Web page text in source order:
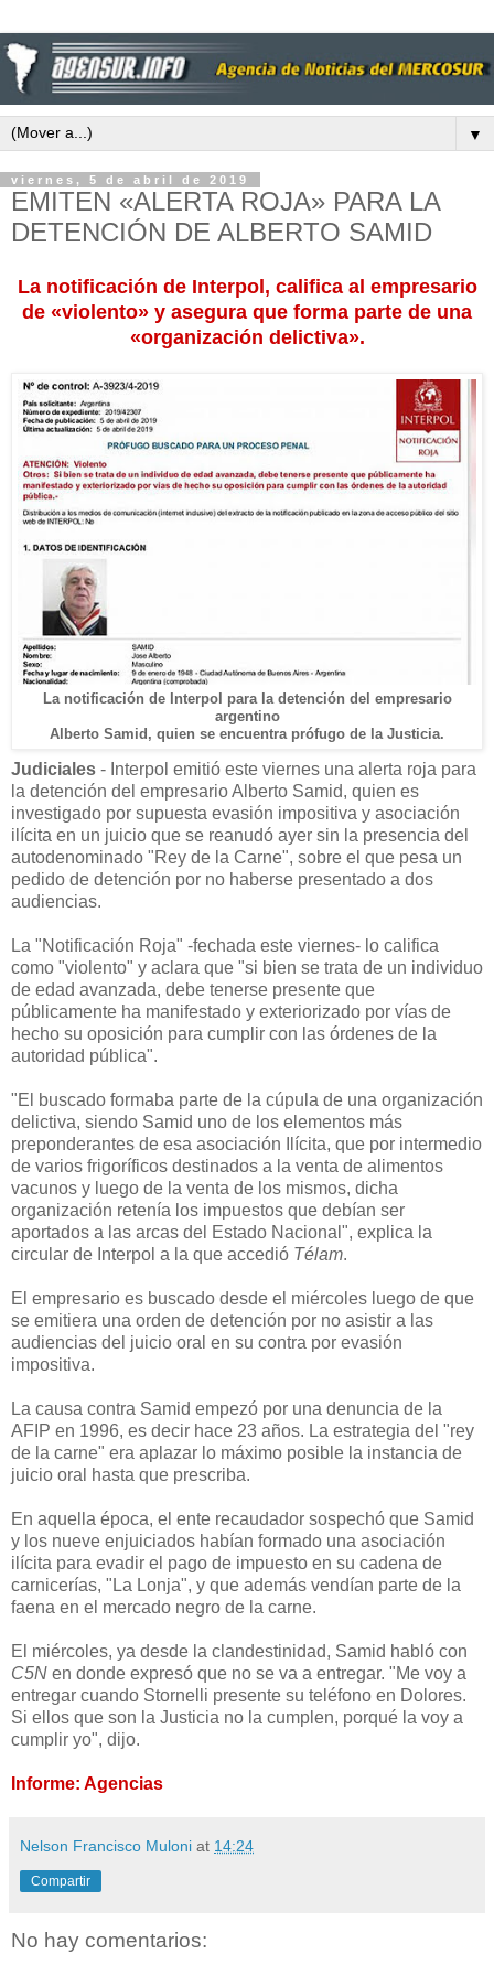
▼
viernes, 5 de abril de 2019
EMITEN «ALERTA ROJA» PARA LA
DETENCIÓN DE ALBERTO SAMID
La notificación de Interpol, califica al empresario
de «violento» y asegura que forma parte de una
«organización delictiva».
La notificación de Interpol para la detención del empresario
argentino
Alberto Samid, quien se encuentra prófugo de la Justicia.
Judiciales - Interpol emitió este viernes una alerta roja para
la detención del empresario Alberto Samid, quien es
investigado por supuesta evasión impositiva y asociación
ilícita en un juicio que se reanudó ayer sin la presencia del
autodenominado "Rey de la Carne", sobre el que pesa un
pedido de detención por no haberse presentado a dos
audiencias.
La "Notificación Roja" -fechada este viernes- lo califica
como "violento" y aclara que "si bien se trata de un individuo
de edad avanzada, debe tenerse presente que
públicamente ha manifestado y exteriorizado por vías de
hecho su oposición para cumplir con las órdenes de la
autoridad pública".­
"El buscado formaba parte de la cúpula de una organización
delictiva, siendo Samid uno de los elementos más
preponderantes de esa asociación Ilícita, que por intermedio
de varios frigoríficos destinados a la venta de alimentos
vacunos y luego de la venta de los mismos, dicha
organización retenía los impuestos que debían ser
aportados a las arcas del Estado Nacional", explica la
circular de Interpol a la que accedió Télam.
El empresario es buscado desde el miércoles luego de que
se emitiera una orden de detención por no asistir a las
audiencias del juicio oral en su contra por evasión
impositiva.
La causa contra Samid empezó por una denuncia de la
AFIP en 1996, es decir hace 23 años. La estrategia del "rey
de la carne" era aplazar lo máximo posible la instancia de
juicio oral hasta que prescriba.
En aquella época, el ente recaudador sospechó que Samid
y los nueve enjuiciados habían formado una asociación
ilícita para evadir el pago de impuesto en su cadena de
carnicerías, "La Lonja", y que además vendían parte de la
faena en el mercado negro de la carne.
El miércoles, ya desde la clandestinidad, Samid habló con
C5N en donde expresó que no se va a entregar. "Me voy a
entregar cuando Stornelli presente su teléfono en Dolores.
Si ellos que son la Justicia no la cumplen, porqué la voy a
cumplir yo", dijo.
Informe: Agencias
Nelson Francisco Muloni at 14:24
Compartir
No hay comentarios: